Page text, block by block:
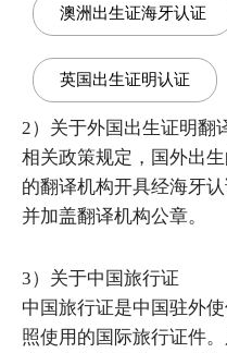
澳洲出生证海牙认证
英国出生证明认证
2）关于外国出生证明翻
相关政策规定，国外出
的翻译机构开具经海牙
并加盖翻译机构公章。
3）关于中国旅行证
中国旅行证是中国驻外
照使用的国际旅行证件